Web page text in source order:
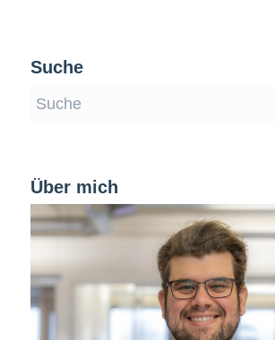
Suche
Über mich